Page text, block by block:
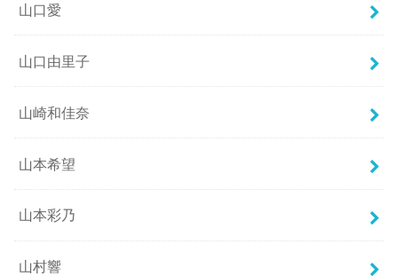
山口愛
山口由里子
山崎和佳奈
山本希望
山本彩乃
山村響